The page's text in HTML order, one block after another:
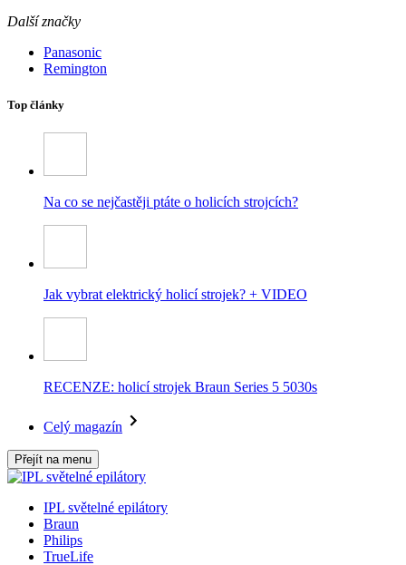
Další značky
Panasonic
Remington
Top články
Na co se nejčastěji ptáte o holicích strojcích?
Jak vybrat elektrický holicí strojek? + VIDEO
RECENZE: holicí strojek Braun Series 5 5030s
Celý magazín
Přejít na menu
IPL světelné epilátory
Braun
Philips
TrueLife